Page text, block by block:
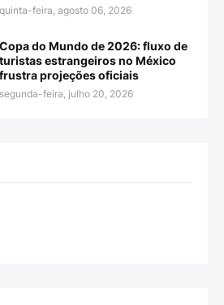
quinta-feira, agosto 06, 2026
Copa do Mundo de 2026: fluxo de
turistas estrangeiros no México
frustra projeções oficiais
segunda-feira, julho 20, 2026